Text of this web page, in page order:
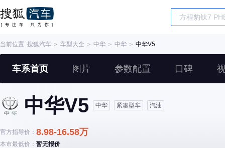
当前位置: 搜狐汽车 ＞ 车型大全 ＞ 中华 ＞ 中华 ＞ 中华V5
车系首页 图片 参数配置 口碑
中华V5 中华 紧凑型车 汽油
官方指导价： 8.98-16.58万
本市最低价： 暂无报价